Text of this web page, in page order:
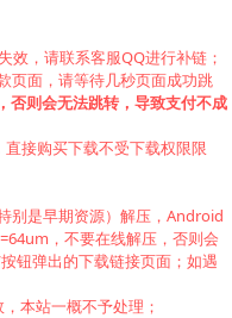
效，请联系客服QQ进行补链；
页面，请等待几秒页面成功跳
否则会无法跳转，导致支付不成
接购买下载不受下载权限限
别是早期资源）解压，Android
，不要在线解压，否则会
钮弹出的下载链接页面；如遇
本站一概不予处理；